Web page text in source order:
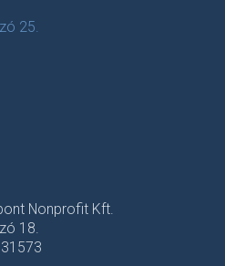
25.
Nonprofit Kft.
18.